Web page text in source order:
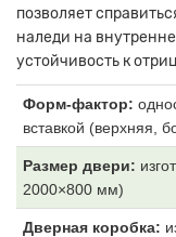
позволяет
наледи на
устойчивость к
Форм-фактор:
вставкой (верхняя,
Размер двери:
2000×800 мм)
Дверная коробка: